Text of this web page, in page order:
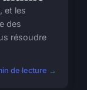
et les
des
résoudre
de lecture →